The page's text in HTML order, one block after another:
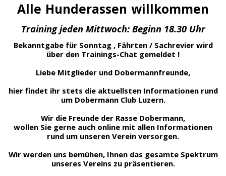
Alle Hunderassen willkommen
Training jeden Mittwoch: Beginn 18.30 Uhr
Bekanntgabe für Sonntag , Fährten / Sachrevier wird
über den Trainings-Chat gemeldet !
Liebe Mitglieder und Dobermannfreunde,
hier findet ihr stets die aktuellsten Informationen rund
um Dobermann Club Luzern.
Wir die Freunde der Rasse Dobermann,
wollen Sie gerne auch online mit allen Informationen
rund um unseren Verein versorgen.
Wir werden uns bemühen, Ihnen das gesamte Spektrum
unseres Vereins zu präsentieren.